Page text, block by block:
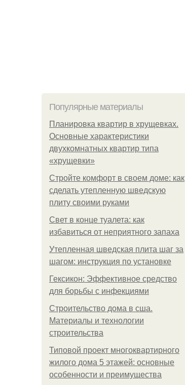
Популярные материалы
Планировка квартир в хрущевках.
Основные характеристики
двухкомнатных квартир типа
«хрущевки»
Стройте комфорт в своем доме: как
сделать утепленную шведскую
плиту своими руками
Свет в конце туалета: как
избавиться от неприятного запаха
Утепленная шведская плита шаг за
шагом: инструкция по установке
Гексикон: Эффективное средство
для борьбы с инфекциями
Строительство дома в сша.
Материалы и технологии
строительства
Типовой проект многоквартирного
жилого дома 5 этажей: основные
особенности и преимущества